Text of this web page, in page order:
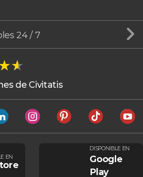
24 / 7
de Civitatis
EN
DISPONIBLE EN
Google
Play